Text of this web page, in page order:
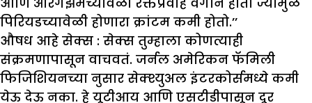
पिरियडच्यावेळी होणारा क्रांटम कमी होतो.’’
औषध आहे सेक्स : सेक्स तुम्हाला कोणत्याही
संक्रमणापासून वाचवतं. जर्नल अमेरिकन फॅमिली
फिजिशियनच्या नुसार सेक्श्युअल इंटरकोर्समध्ये कमी
येऊ देऊ नका. हे यूटीआय आणि एसटीडीपासून दूर